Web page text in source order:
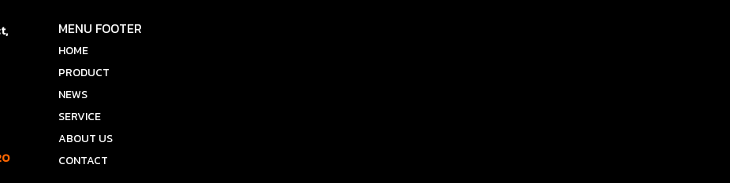
MENU FOOTER
HOME
PRODUCT
NEWS
SERVICE
ABOUT US
CONTACT